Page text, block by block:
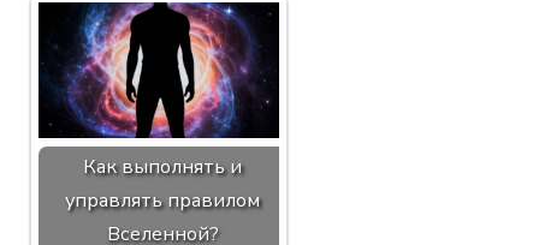
Как выполнять и
управлять правилом
Вселенной?